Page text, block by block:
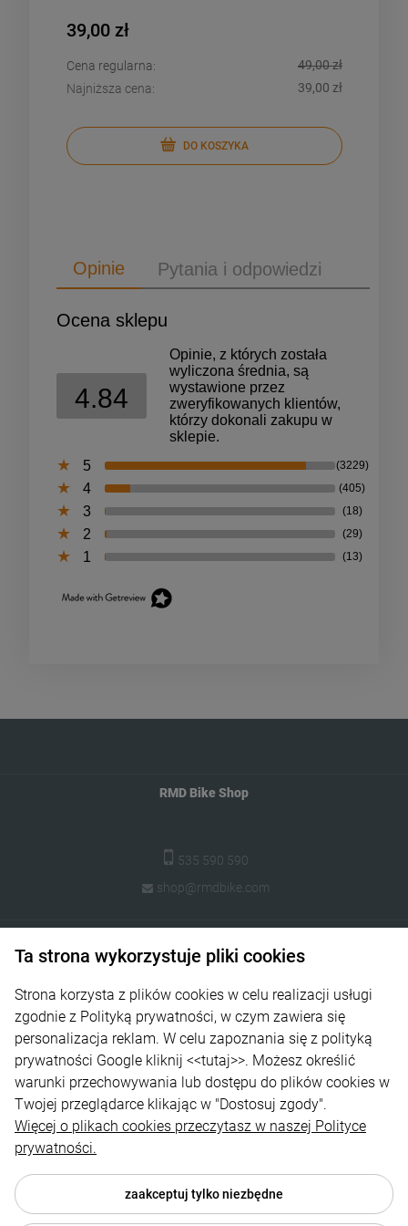
49,00 zł
39,00 zł
DO KOSZYKA
Cena regularna:
Najniższa cena:
DO KOSZYKA
Opinie Pytania i odpowiedzi
Ocena sklepu
4.84
Opinie, z których została
wyliczona średnia, są
wystawione przez
zweryfikowanych klientów,
którzy dokonali zakupu w
sklepie.
5
(3229)
4 (405)
3 (18)
2 (29)
1 (13)
RMD Bike Shop
535 590 590
shop@rmdbike.com
Płatności i dostawa
Informacje
O nas
Ta strona wykorzystuje pliki cookies
Strona korzysta z plików cookies w celu realizacji usługi
zgodnie z Polityką prywatności, w czym zawiera się
personalizacja reklam. W celu zapoznania się z polityką
prywatności Google kliknij <<tutaj>>. Możesz określić
warunki przechowywania lub dostępu do plików cookies w
Twojej przeglądarce klikając w "Dostosuj zgody".
Więcej o plikach cookies przeczytasz w naszej Polityce
prywatności.
zaakceptuj tylko niezbędne